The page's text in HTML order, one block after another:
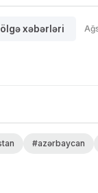
xəbərləri
#azərbaycan